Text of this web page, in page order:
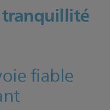
tranquillité
fiable